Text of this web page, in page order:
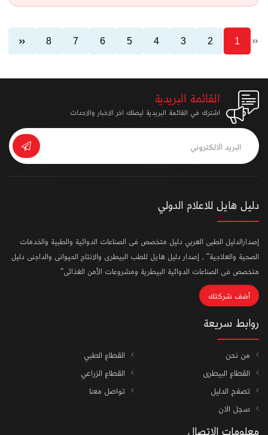
1
2
3
4
5
6
7
8
القائمة البريدية
اشترك في القائمة البريدية ليصلك اخر الاخبار والاحداث
دليل هايل للاعلام الدولي
إصدارالدليل الطبى العربي دليل متخصص فى الصناعات الدوائية والطبية والخدمات
الصحية والعلاجية" , إصدار دليل هايل للطب البيطرى والانتاج الحيوانى والداجنى دليل
متخصص فى الصناعات الدوائية البيطرية ومشروعات الأمن الغذائى"
أضف شركتك
روابط سريعة
من نحن
القطاع الطبي
القطاع البيطرى
القطاع الزراعي
تصفح الدليل
تواصل معنا
سجل الان
معلومات الاتصال